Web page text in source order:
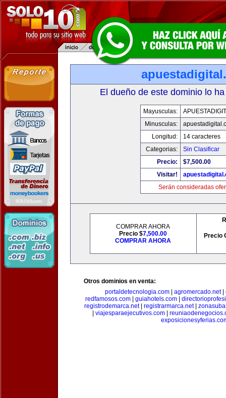
El dueño de este dominio lo
Mayusculas:
Minusculas:
Longitud:
14 caracteres
Categorias:
Sin Clasificar
Precio:
$7,500.00
Visitar!
Serán consideradas
COMPRAR AHORA
Precio $7,500.00
COMPRAR AHORA
Precio
Otros dominios en venta:
portaldetecnologia.com
agromercado.net|
redfamosos.com| guiahotels.com|
registrodemarca.net| registrarmarca.net|
viajesparaejecutivos.com|